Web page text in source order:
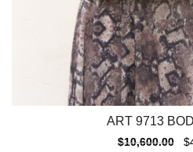
ART 9713
$10,600.00 $